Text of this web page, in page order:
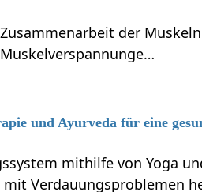
der
und Ayurveda für eine
mithilfe von Yoga
mit Verdauungsproblemen